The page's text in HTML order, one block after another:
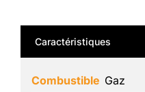
Caractéristiques
Combustible Gaz